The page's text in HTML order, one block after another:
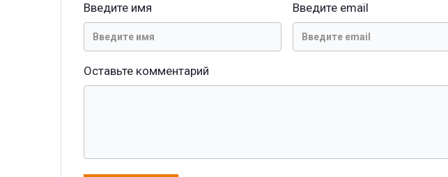
Введите имя Введите email
Оставьте комментарий